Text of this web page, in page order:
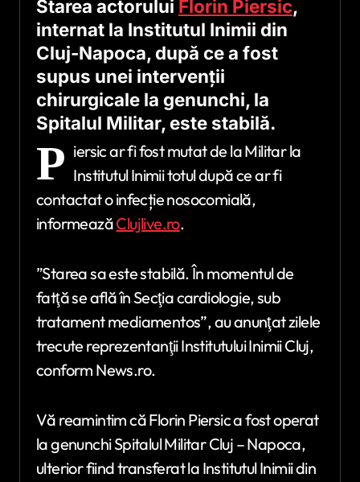
Starea actorului Florin Piersic,
internat la Institutul Inimii din
Cluj-Napoca, după ce a fost
supus unei intervenţii
chirurgicale la genunchi, la
Spitalul Militar, este stabilă.
P iersic ar fi fost mutat de la Militar la
Institutul Inimii totul după ce ar fi
contactat o infecție nosocomială,
informeazăClujlive.ro.
”Starea sa este stabilă. În momentul de
fatţă se află în Secţia cardiologie, sub
tratament mediamentos”, au anunţat zilele
trecute reprezentanţii Institutului Inimii Cluj,
conform News.ro.
Vă reamintim că Florin Piersic a fost operat
la genunchi Spitalul Militar Cluj – Napoca,
ulterior fiind transferat la Institutul Inimii din